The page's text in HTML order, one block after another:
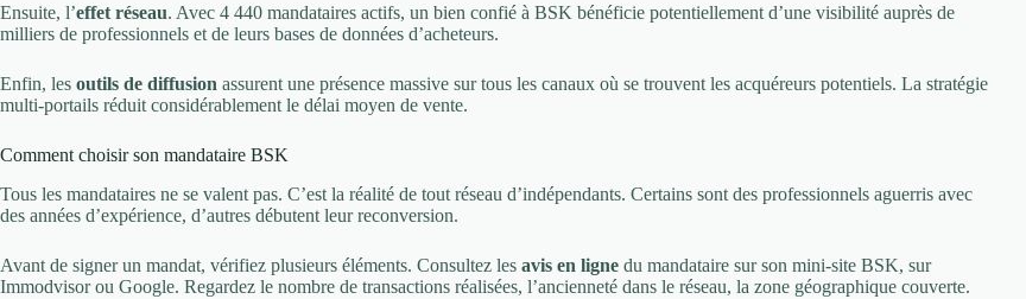
Ensuite, l’effet réseau. Avec 4 440 mandataires actifs, un bien confié à BSK bénéficie potentiellement d’une visibilité auprès de
milliers de professionnels et de leurs bases de données d’acheteurs.
Enfin, les outils de diffusion assurent une présence massive sur tous les canaux où se trouvent les acquéreurs potentiels. La stratégie
multi-portails réduit considérablement le délai moyen de vente.
Comment choisir son mandataire BSK
Tous les mandataires ne se valent pas. C’est la réalité de tout réseau d’indépendants. Certains sont des professionnels aguerris avec
des années d’expérience, d’autres débutent leur reconversion.
Avant de signer un mandat, vérifiez plusieurs éléments. Consultez les avis en ligne du mandataire sur son mini-site BSK, sur
Immodvisor ou Google. Regardez le nombre de transactions réalisées, l’ancienneté dans le réseau, la zone géographique couverte.